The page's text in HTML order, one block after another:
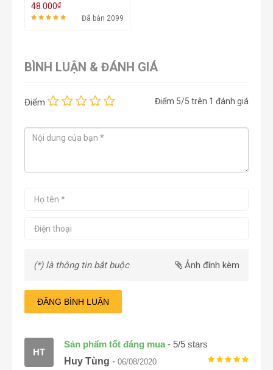
48.000₫
Đã bán 2099
BÌNH LUẬN & ĐÁNH GIÁ
Điểm Điểm 5/5 trên 1 đánh giá
(*) là thông tin bắt buộc Ảnh đính kèm
ĐĂNG BÌNH LUẬN
Sản phẩm tốt đáng mua- 5/5 stars
HT
Huy Tùng - 06/08/2020